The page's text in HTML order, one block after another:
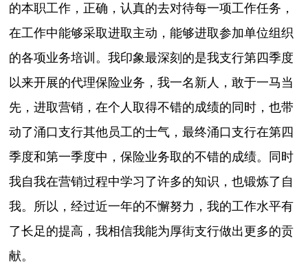
的本职工作，正确，认真的去对待每一项工作任务，
在工作中能够采取进取主动，能够进取参加单位组织
的各项业务培训。我印象最深刻的是我支行第四季度
以来开展的代理保险业务，我一名新人，敢于一马当
先，进取营销，在个人取得不错的成绩的同时，也带
动了涌口支行其他员工的士气，最终涌口支行在第四
季度和第一季度中，保险业务取的不错的成绩。同时
我自我在营销过程中学习了许多的知识，也锻炼了自
我。所以，经过近一年的不懈努力，我的工作水平有
了长足的提高，我相信我能为厚街支行做出更多的贡
献。